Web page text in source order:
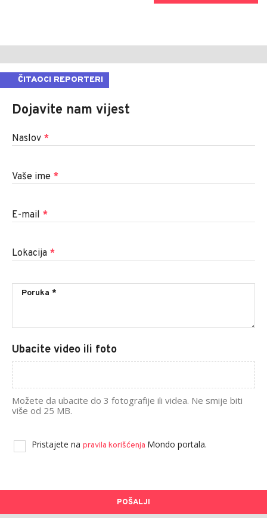
ČITAOCI REPORTERI
Dojavite nam vijest
Naslov *
Vaše ime *
E-mail *
Lokacija *
Ubacite video ili foto
Možete da ubacite do 3 fotografije ili videa. Ne smije biti
više od 25 MB.
Pristajete na pravila korišćenja Mondo portala.
POŠALJI